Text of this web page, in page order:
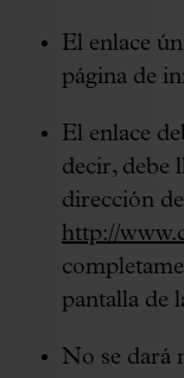
El enlace
página de
El enlace
decir, debe
dirección
http://
pantalla de
No se dará